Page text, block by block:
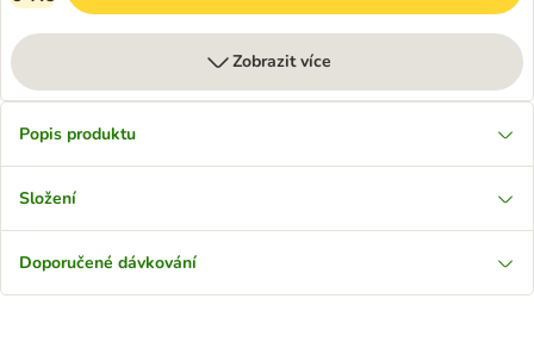
Zobrazit více
Popis produktu
Složení
Doporučené dávkování